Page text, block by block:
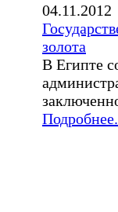
04.11.2012
золота
В Египте